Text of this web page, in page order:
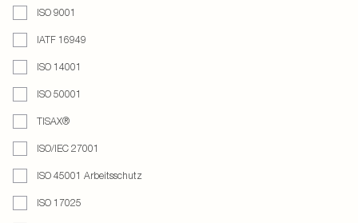
ISO 9001
IATF 16949
ISO 14001
ISO 50001
TISAX®
ISO/IEC 27001
ISO 45001 Arbeitsschutz
ISO 17025